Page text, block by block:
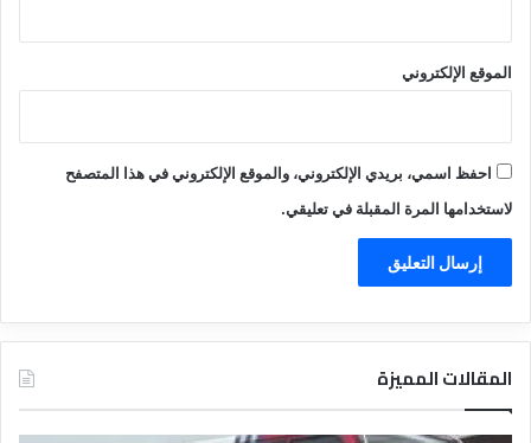
الموقع الإلكتروني
احفظ اسمي، بريدي الإلكتروني، والموقع الإلكتروني في هذا المتصفح
لاستخدامها المرة المقبلة في تعليقي.
المقالات المميزة